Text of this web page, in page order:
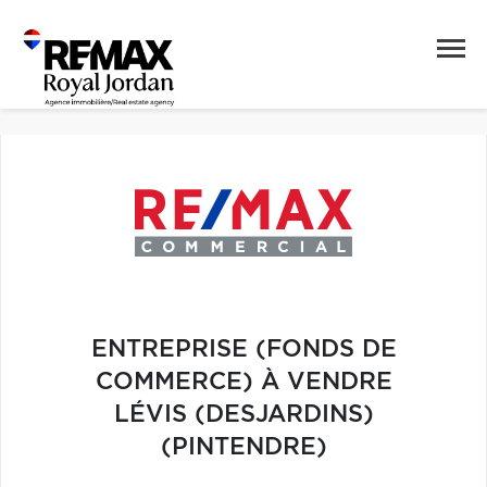
ENTREPRISE (FONDS DE
COMMERCE) À VENDRE
LÉVIS (DESJARDINS)
(PINTENDRE)